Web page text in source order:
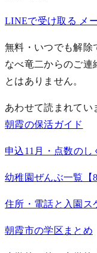
LINEで受け取る メ
無料・いつでも解除
なべ竜二からのご連
とはありません。
あわせて読まれてい
朝霞の保活ガイド
申込11月・点数の
幼稚園ぜんぶ一覧【8
住所・電話と入園ス
朝霞市の学区まとめ